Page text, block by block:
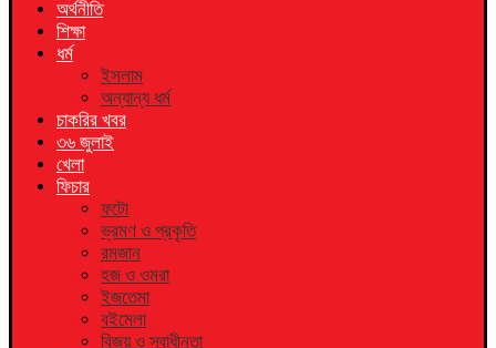
অর্থনীতি
শিক্ষা
ধর্ম
ইসলাম
অন্যান্য ধর্ম
চাকরির খবর
৩৬ জুলাই
খেলা
ফিচার
ফটো
ভ্রমণ ও প্রকৃতি
রমজান
হজ ও ওমরা
ইজতেমা
বইমেলা
বিজয় ও স্বাধীনতা